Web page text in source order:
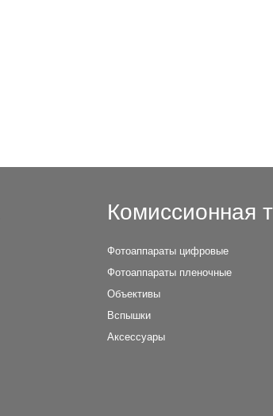
Комиссионная
Фотоаппараты цифровые
Фотоаппараты пленочные
Объективы
Вспышки
Аксессуары